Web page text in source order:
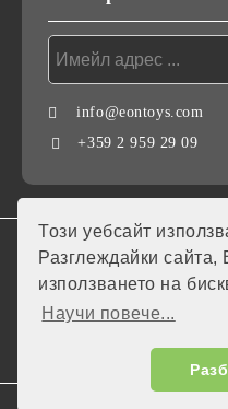
Този уебсайт
Разглеждайки сайта,
използването на
Научи повече...
info@eontoys.com
+359 2 959 29 09
Нашият онлайн